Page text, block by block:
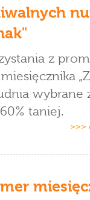
z
wybrane
taniej.
>>>